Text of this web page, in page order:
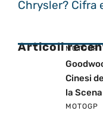
Chrysler? Cifra
Articoli MOTOGP
Cinesi
la Scena
MOTOGP